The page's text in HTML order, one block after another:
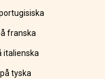
franska
italienska
tyska